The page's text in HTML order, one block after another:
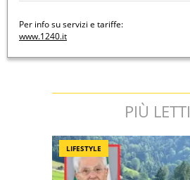
Per info su servizi e tariffe:
www.1240.it
PIÙ LETTI
LIFESTYLE